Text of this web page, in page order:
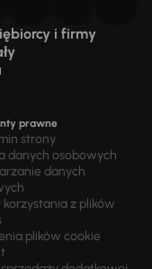
i firmy
prawne
strony
danych osobowych
danych
korzystania z plików
plików cookie